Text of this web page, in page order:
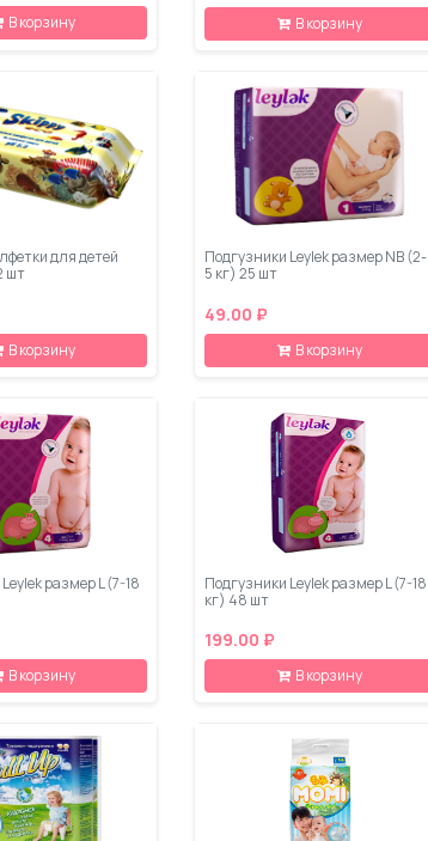
В корзину
В корзину
для детей
шт
В корзину
Подгузники Leylеk размер NB (2-
5 кг) 25 шт
49.00 ₽
В корзину
размер L (7-18
В корзину
Подгузники Leylеk размер L (7-18
кг) 48 шт
199.00 ₽
В корзину